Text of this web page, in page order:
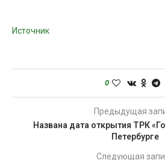
Источник
0
Предыдущая
Названа дата открытия ТРК
Петербурге
Следующая